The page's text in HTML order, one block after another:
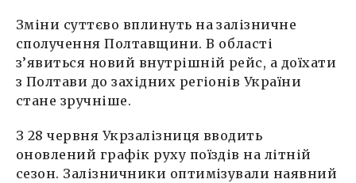
Зміни суттєво вплинуть на залізничне
сполучення Полтавщини. В області
з’явиться новий внутрішній рейс, а доїхати
з Полтави до західних регіонів України
стане зручніше.
З 28 червня Укрзалізниця вводить
оновлений графік руху поїздів на літній
сезон. Залізничники оптимізували наявний